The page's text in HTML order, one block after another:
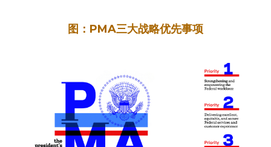
图：PMA三大战略优先事项